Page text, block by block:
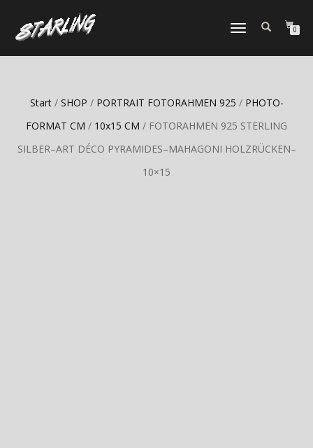
TOGGLE
0
Start/ SHOP / PORTRAIT FOTORAHMEN 925 / PHOTO-
FORMAT CM / 10x15 CM / FOTORAHMEN 925 STERLING
SILBER–ART DÉCO PYRAMIDES–MAHAGONI HOLZRÜCKEN–
10×15